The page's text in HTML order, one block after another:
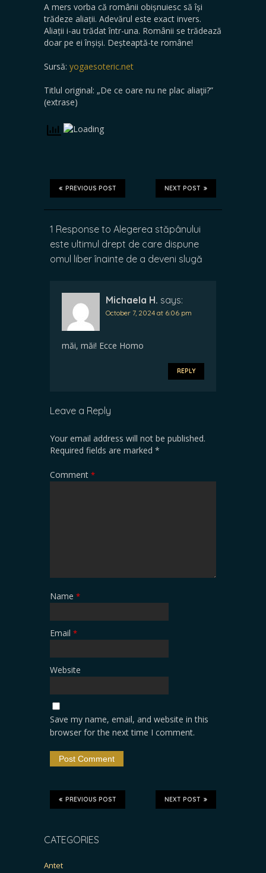
A mers vorba că românii obișnuiesc să își
trădeze aliații. Adevărul este exact invers.
Aliații i-au trădat într-una. Românii se trădează
doar pe ei înșiși. Deșteaptă-te române!
Sursă: yogaesoteric.net
Titlul original: „De ce oare nu ne plac aliaţii?”
(extrase)
NEXT POST
PREVIOUS POST
1 Response to Alegerea stăpânului
este ultimul drept de care dispune
omul liber înainte de a deveni slugă
Michaela H. says:
October 7, 2024 at 6:06 pm
măi, măi! Ecce Homo
REPLY
Leave a Reply
Your email address will not be published.
Required fields are marked *
Comment *
Name *
Email *
Website
Save my name, email, and website in this
browser for the next time I comment.
NEXT POST
PREVIOUS POST
CATEGORIES
Antet